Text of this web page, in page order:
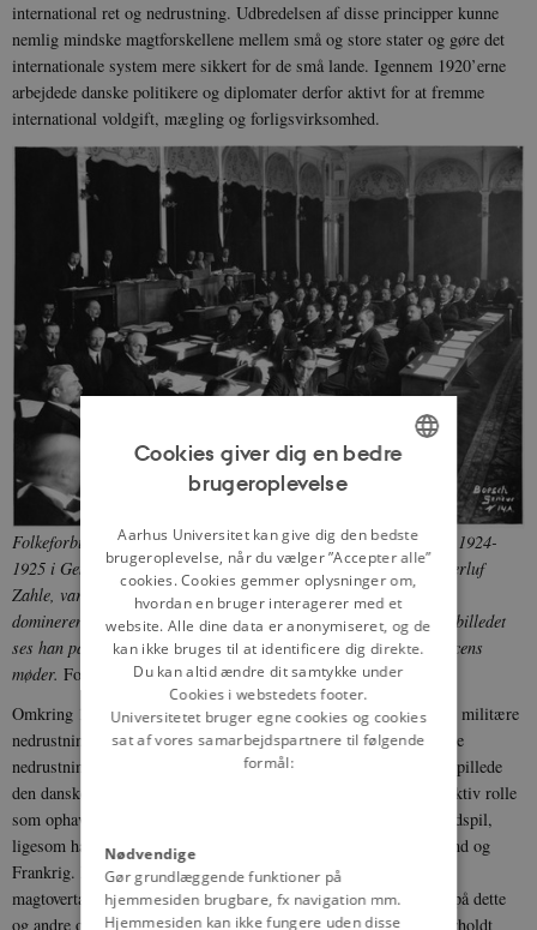
international ret og nedrustning. Udbredelsen af disse principper kunne
nemlig mindske magtforskellene mellem små og store stater og gøre det
internationale system mere sikkert for de små lande. Igennem 1920’erne
arbejdede danske politikere og diplomater derfor aktivt for at fremme
international voldgift, mægling og forligsvirksomhed.
Folkeforbundets internationale opiumkonference blev afholdt fra 1924-
1925 i Genéve. Den danske diplomat og ambassadør i Berlin, Herluf
Zahle, var udnævnt til præsident for konferencen. Han var en
dominerende diplomatisk skikkelse med betydelig indflydelse. På billedet
ses han på podiet som nummer tre fra venstre ved et af konferencens
møder. Foto: League of Nations Archives, Genéve.
Omkring 1930 skiftede fokus i den danske politik i retning af det militære
nedrustningsspørgsmål. Det skyldtes bl.a. den store internationale
nedrustningskonference, der blev afholdt fra 1931 til 1934. Her spillede
den danske udenrigsminister, P. Munch (1870-1948), en meget aktiv rolle
som ophavsmand til flere forskellige nedrustningsmodeller og -udspil,
ligesom han, uden større held, forsøgte at mægle mellem Tyskland og
Frankrig. Den internationale økonomiske krise og den nazistiske
magtovertagelse i Tyskland betød, at Folkeforbundets aktiviteter på dette
og andre områder stagnerede, og i anden halvdel af 1930’erne forholdt
DANISH
Cookies giver dig en bedre
brugeroplevelse
Aarhus Universitet kan give dig den bedste
brugeroplevelse, når du vælger ”Accepter alle”
cookies. Cookies gemmer oplysninger om,
hvordan en bruger interagerer med et
website. Alle dine data er anonymiseret, og de
kan ikke bruges til at identificere dig direkte.
Du kan altid ændre dit samtykke under
Cookies i webstedets footer.
Universitetet bruger egne cookies og cookies
sat af vores samarbejdspartnere til følgende
formål:
Nødvendige
Gør grundlæggende funktioner på
hjemmesiden brugbare, fx navigation mm.
Hjemmesiden kan ikke fungere uden disse